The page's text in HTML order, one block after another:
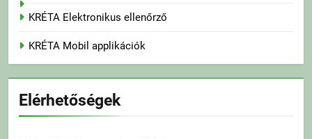
KRÉTA Elektronikus ellenőrző
KRÉTA Mobil applikációk
Elérhetőségek